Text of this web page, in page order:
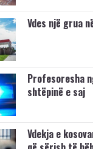
Vdes një grua
Profesoresha
shtëpinë e saj
Vdekja e